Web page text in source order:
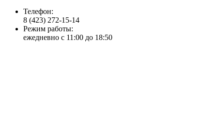
Телефон:
8 (423) 272-15-14
Режим работы:
ежедневно с 11:00 до 18:50